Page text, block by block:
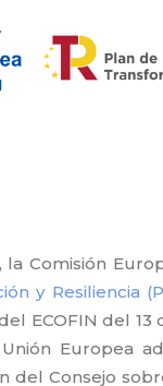
la Comisión
y Resiliencia
ECOFIN del 13
Europea
del Consejo